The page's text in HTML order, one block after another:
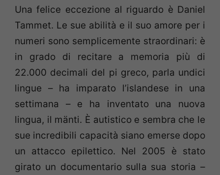
Una felice eccezione al riguardo è Daniel
Tammet. Le sue abilità e il suo amore per i
numeri sono semplicemente straordinari: è
in grado di recitare a memoria più di
22.000 decimali del pi greco, parla undici
lingue – ha imparato l’islandese in una
settimana – e ha inventato una nuova
lingua, il mänti. È autistico e sembra che le
sue incredibili capacità siano emerse dopo
un attacco epilettico. Nel 2005 è stato
girato un documentario sulla sua storia –